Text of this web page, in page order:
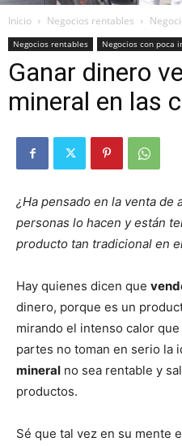
Inicio Negocios rentables
Negocios rentables Negocios con poca
Ganar dinero
mineral en las
¿Ha pensado en la venta de
personas lo hacen y están
producto tan tradicional en
Hay quienes dicen que
dinero, porque es un
mirando el intenso calor
partes no toman en serio la
mineral no sea rentable y
productos.
Sé que tal vez en su mente